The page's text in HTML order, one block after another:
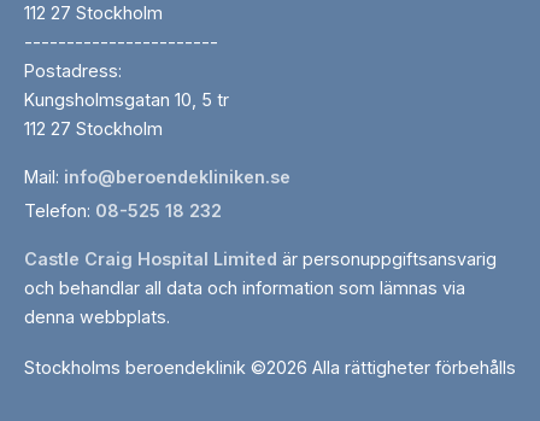
112 27 Stockholm
-----------------------
Postadress:
Kungsholmsgatan 10, 5 tr
112 27 Stockholm
Mail: info@beroendekliniken.se
Telefon: 08-525 18 232
Castle Craig Hospital Limited är personuppgiftsansvarig
och behandlar all data och information som lämnas via
denna webbplats.
Stockholms beroendeklinik ©2026 Alla rättigheter förbehålls